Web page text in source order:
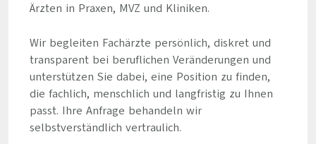
Ärzten in Praxen, MVZ und Kliniken.
Wir begleiten Fachärzte persönlich, diskret und
transparent bei beruflichen Veränderungen und
unterstützen Sie dabei, eine Position zu finden,
die fachlich, menschlich und langfristig zu Ihnen
passt. Ihre Anfrage behandeln wir
selbstverständlich vertraulich.